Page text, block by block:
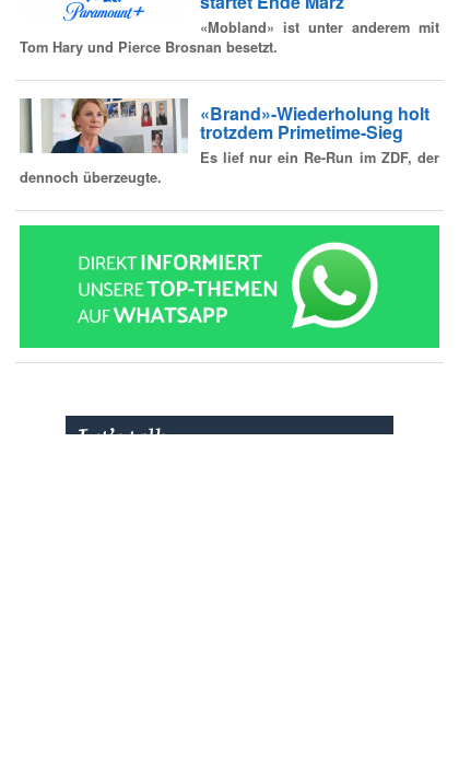
«Mobland» ist unter anderem mit
Tom Hary und Pierce Brosnan besetzt.
«Brand»-Wiederholung holt
trotzdem Primetime-Sieg
Es lief nur ein Re-Run im ZDF, der
dennoch überzeugte.